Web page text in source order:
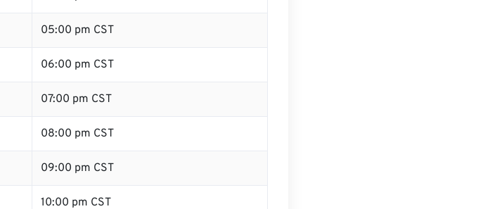
05:00 pm CST
06:00 pm CST
07:00 pm CST
08:00 pm CST
09:00 pm CST
10:00 pm CST